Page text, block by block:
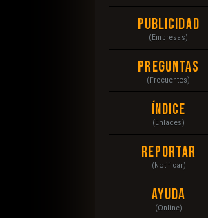
Publicidad
(Empresas)
Preguntas
(Frecuentes)
Índice
(Enlaces)
Reportar
(Notificar)
Ayuda
(Online)